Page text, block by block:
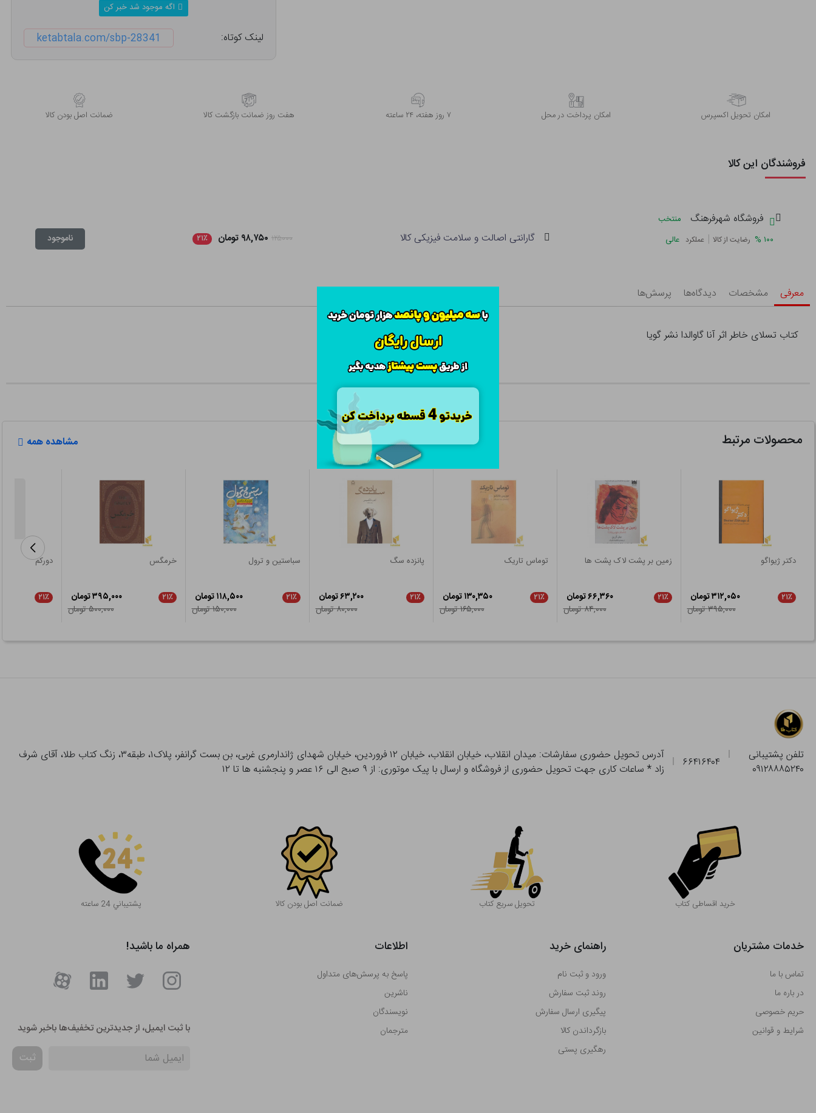
اگه موجود شد خبر کن
لینک کوتاه: ketabtala.com/sbp-28341
اﻣﮑﺎن ﺗﺤﻮﯾﻞ اﮐﺴﭙﺮس امکان پرداخت در محل ۷ روز ﻫﻔﺘﻪ، ۲۴ ﺳﺎﻋﺘﻪ هفت روز ضمانت بازگشت کالا ﺿﻤﺎﻧﺖ اﺻﻞ ﺑﻮدن ﮐﺎﻟﺎ
فروشندگان این کالا
فروشگاه شهرفرهنگ
منتخب
۱۰۰ % رضایت از کالا | عملکرد عالی گارانتی اصالت و سلامت فیزیکی کالا ۱۲۵۰۰۰ ۹۸,۷۵۰ تومان ۲۱٪ ناموجود
معرفی مشخصات دیدگاه‌ها پرسش‌ها
کتاب تسلای خاطر اثر آنا گاوالدا نشر گویا
محصولات مرتبط مشاهده همه
دکتر ژیواگو
۲۱٪
۳۱۲,۰۵۰ تومان
۳۹۵,۰۰۰ تومان
زمین بر پشت لاک پشت ها
۲۱٪
۶۶,۳۶۰ تومان
۸۴,۰۰۰ تومان
توماس تاریک
۲۱٪
۱۳۰,۳۵۰ تومان
۱۶۵,۰۰۰ تومان
پانزده سگ
۲۱٪
۶۳,۲۰۰ تومان
۸۰,۰۰۰ تومان
سباستین و ترول
۲۱٪
۱۱۸,۵۰۰ تومان
۱۵۰,۰۰۰ تومان
خرمگس
۲۱٪
۳۹۵,۰۰۰ تومان
۵۰۰,۰۰۰ تومان
دورکم
۲۱٪
تلفن پشتیبانی
۰۹۱۲۸۸۸۵۲۴۰
۶۶۴۱۶۴۰۴
آدرس تحویل حضوری سفارشات: میدان انقلاب، خیابان انقلاب، خیابان ۱۲ فروردین، خیابان شهدای ژاندارمری غربی، بن بست گرانفر، پلاک۱، طبقه۳، زنگ کتاب طلا، آقای شرف
زاد * ساعات کاری جهت تحویل حضوری از فروشگاه و ارسال با پیک موتوری: از ۹ صبح الی ۱۶ عصر و پنجشنبه ها تا ۱۲
خرید اقساطی کتاب تحویل سریع کتاب
بصورت حضوری از آدرس تحویل حضوری سفارش خود را بدون هیچ هزینه ای تحویل بگیرید.
ضمانت اصل بودن کالا پشتيباني 24 ساعته
خدمات مشتریان
تماس با ما
در باره ما
حریم خصوصی
شرایط و قوانین
راهنمای خرید
ورود و ثبت نام
روند ثبت سفارش
پیگیری ارسال سفارش
بازگرداندن کالا
رهگیری پستی
اطلاعات
پاسخ به پرسش‌های متداول
ناشرین
نویسندگان
مترجمان
همراه ما باشید!
با ثبت ایمیل، از جدید‌ترین تخفیف‌ها با‌خبر شوید
ثبت